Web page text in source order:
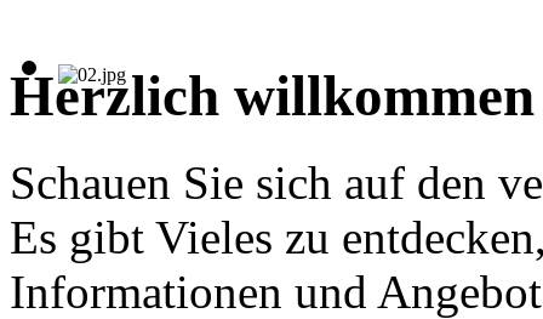
Herzlich
Schauen Sie sich auf den
Es gibt Vieles zu
Informationen und